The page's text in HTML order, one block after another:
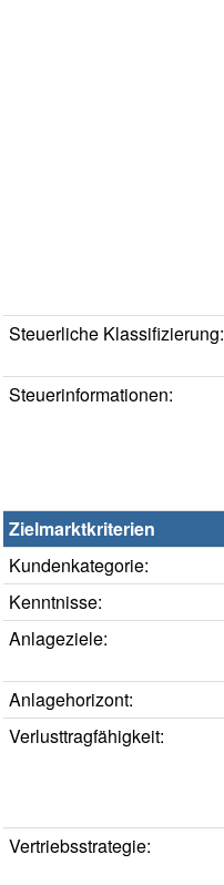
Steuerliche Klassifizierung:
Steuerinformationen:
Zielmarktkriterien
Kundenkategorie:
Kenntnisse:
Anlageziele:
Anlagehorizont:
Verlusttragfähigkeit:
Vertriebsstrategie: